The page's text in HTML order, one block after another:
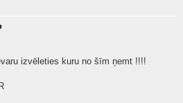
izvēleties kuru no šīm ņemt !!!!